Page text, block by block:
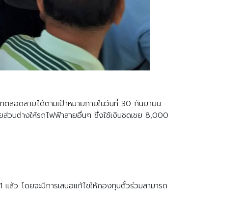
ลอดสายได้ตามเป้าหมายภายในวันที่ 30 กันยายน
ส่วนต่างให้รถไฟฟ้าสายอื่นๆ ซึ่งใช้เงินชดเชย 8,000
ล้ว โดยจะมีการเสนอแก้ไขให้กองทุนตั๋วร่วมสามารถ